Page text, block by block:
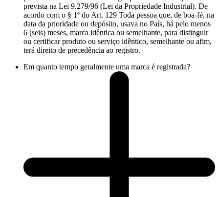
prevista na Lei 9.279/96 (Lei da Propriedade Industrial). De
acordo com o § 1º do Art. 129 Toda pessoa que, de boa-fé, na
data da prioridade ou depósito, usava no País, há pelo menos
6 (seis) meses, marca idêntica ou semelhante, para distinguir
ou certificar produto ou serviço idêntico, semelhante ou afim,
terá direito de precedência ao registro.
Em quanto tempo geralmente uma marca é registrada?